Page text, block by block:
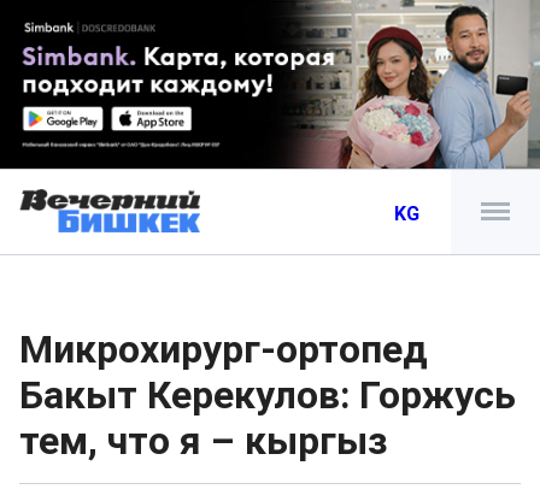
KG
Микрохирург-ортопед
Бакыт Керекулов: Горжусь
тем, что я – кыргыз